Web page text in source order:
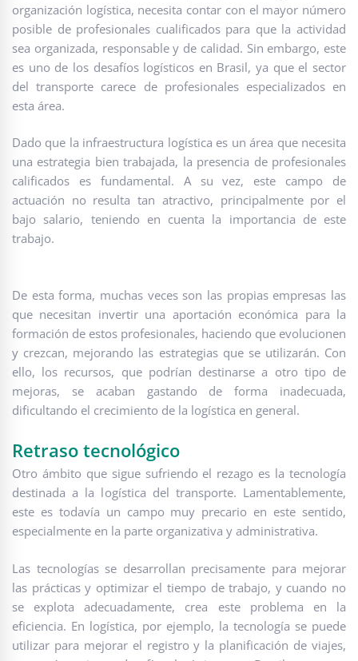
organización logística, necesita contar con el mayor número
posible de profesionales cualificados para que la actividad
sea organizada, responsable y de calidad. Sin embargo, este
es uno de los desafíos logísticos en Brasil, ya que el sector
del transporte carece de profesionales especializados en
esta área.
Dado que la infraestructura logística es un área que necesita
una estrategia bien trabajada, la presencia de profesionales
calificados es fundamental. A su vez, este campo de
actuación no resulta tan atractivo, principalmente por el
bajo salario, teniendo en cuenta la importancia de este
trabajo.
De esta forma, muchas veces son las propias empresas las
que necesitan invertir una aportación económica para la
formación de estos profesionales, haciendo que evolucionen
y crezcan, mejorando las estrategias que se utilizarán. Con
ello, los recursos, que podrían destinarse a otro tipo de
mejoras, se acaban gastando de forma inadecuada,
dificultando el crecimiento de la logística en general.
Retraso tecnológico
Otro ámbito que sigue sufriendo el rezago es la tecnología
destinada a la logística del transporte. Lamentablemente,
este es todavía un campo muy precario en este sentido,
especialmente en la parte organizativa y administrativa.
Las tecnologías se desarrollan precisamente para mejorar
las prácticas y optimizar el tiempo de trabajo, y cuando no
se explota adecuadamente, crea este problema en la
eficiencia. En logística, por ejemplo, la tecnología se puede
utilizar para mejorar el registro y la planificación de viajes,